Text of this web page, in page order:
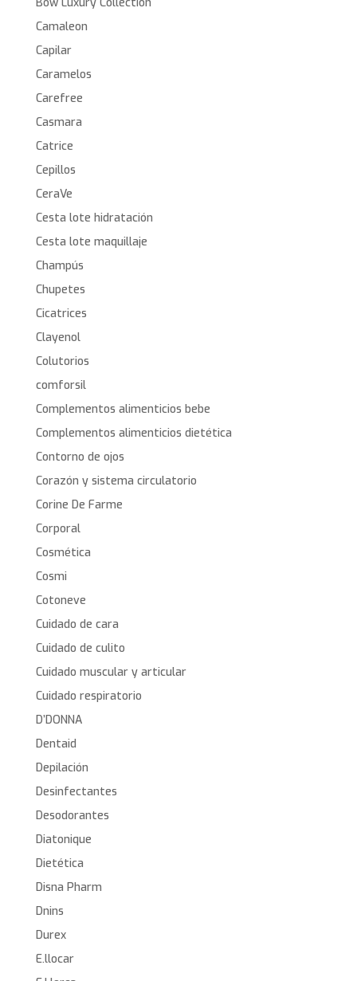
Camaleon
Capilar
Caramelos
Carefree
Casmara
Catrice
Cepillos
CeraVe
Cesta lote hidratación
Cesta lote maquillaje
Champús
Chupetes
Cicatrices
Clayenol
Colutorios
comforsil
Complementos alimenticios bebe
Complementos alimenticios dietética
Contorno de ojos
Corazón y sistema circulatorio
Corine De Farme
Corporal
Cosmética
Cosmi
Cotoneve
Cuidado de cara
Cuidado de culito
Cuidado muscular y articular
Cuidado respiratorio
D’DONNA
Dentaid
Depilación
Desinfectantes
Desodorantes
Diatonique
Dietética
Disna Pharm
Dnins
Durex
E.llocar